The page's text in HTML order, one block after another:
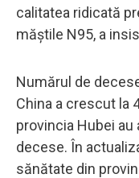
calitatea ridicată
măştile N95, a
Numărul de
China a crescut la
provincia Hubei
decese. În
sănătate din